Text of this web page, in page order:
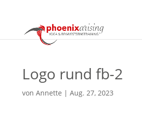
Logo rund fb-2
von Annette | Aug. 27, 2023